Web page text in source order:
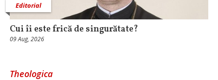
Editorial
Cui îi este frică de singurătate?
09 Aug, 2026
Theologica